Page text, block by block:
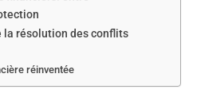
la résolution des conflits
réinventée